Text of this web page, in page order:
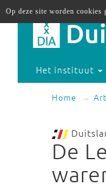
Het instituut
Home
De
Op deze site worden